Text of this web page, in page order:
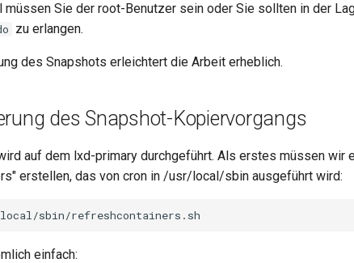
日本語
müssen Sie der root-Benutzer sein oder Sie sollten in der
zu erlangen.
des Snapshots erleichtert die Arbeit erheblich.
des Snapshot-Kopiervorgangs
auf dem lxd-primary durchgeführt. Als erstes müssen wir
erstellen, das von cron in /usr/local/sbin ausgeführt wird:
einfach: